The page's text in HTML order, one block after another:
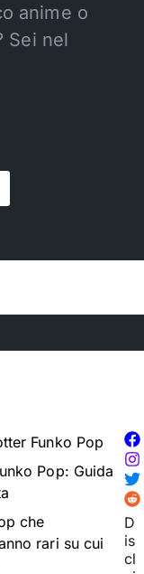
anime o
Sei nel
Funko Pop
Pop: Guida
che
rari su cui
D
is
cl